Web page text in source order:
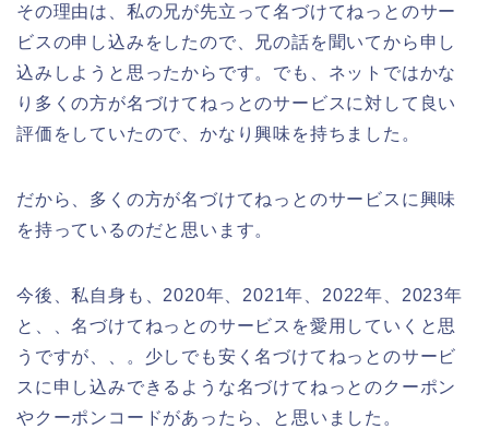
その理由は、私の兄が先立って名づけてねっとのサー
ビスの申し込みをしたので、兄の話を聞いてから申し
込みしようと思ったからです。でも、ネットではかな
り多くの方が名づけてねっとのサービスに対して良い
評価をしていたので、かなり興味を持ちました。
だから、多くの方が名づけてねっとのサービスに興味
を持っているのだと思います。
今後、私自身も、2020年、2021年、2022年、2023年
と、、名づけてねっとのサービスを愛用していくと思
うですが、、。少しでも安く名づけてねっとのサービ
スに申し込みできるような名づけてねっとのクーポン
やクーポンコードがあったら、と思いました。